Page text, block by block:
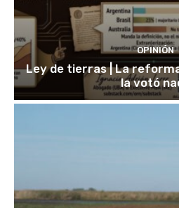
OPINIÓN
Ley de tierras | La
la votó